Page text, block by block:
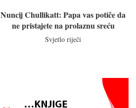
Nuncij Chullikatt: Papa vas potiče da
ne pristajete na prolaznu sreću
Svjetlo riječi